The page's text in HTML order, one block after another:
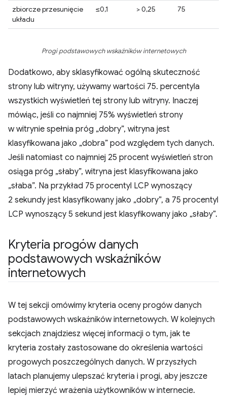
zbiorcze przesunięcie
układu
≤0,1 > 0,25 75
Progi podstawowych wskaźników internetowych
Dodatkowo, aby sklasyfikować ogólną skuteczność
strony lub witryny, używamy wartości 75. percentyla
wszystkich wyświetleń tej strony lub witryny. Inaczej
mówiąc, jeśli co najmniej 75% wyświetleń strony
w witrynie spełnia próg „dobry”, witryna jest
klasyfikowana jako „dobra” pod względem tych danych.
Jeśli natomiast co najmniej 25 procent wyświetleń stron
osiąga próg „słaby”, witryna jest klasyfikowana jako
„słaba”. Na przykład 75 procentyl LCP wynoszący
2 sekundy jest klasyfikowany jako „dobry”, a 75 procentyl
LCP wynoszący 5 sekund jest klasyfikowany jako „słaby”.
Kryteria progów danych
podstawowych wskaźników
internetowych
W tej sekcji omówimy kryteria oceny progów danych
podstawowych wskaźników internetowych. W kolejnych
sekcjach znajdziesz więcej informacji o tym, jak te
kryteria zostały zastosowane do określenia wartości
progowych poszczególnych danych. W przyszłych
latach planujemy ulepszać kryteria i progi, aby jeszcze
lepiej mierzyć wrażenia użytkowników w internecie.